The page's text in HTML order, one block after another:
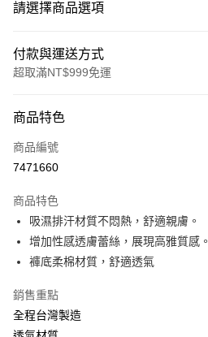
請選擇商品選項
付款與運送方式
超取滿NT$999免運
信用卡一次付款
超商取貨付款
ATM付款
運送方式
商品特色
商品編號
7471660
商品特色
吸濕排汗材質不悶熱，舒適親膚。
增加性感透膚蕾絲，展現高雅質感。
褲底柔棉材質，舒適透氣
銷售重點
全程台灣製造